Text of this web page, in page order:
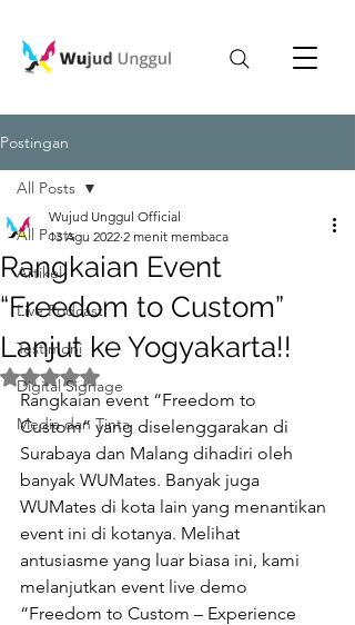
Postingan
All Posts
Artikel
Live Podcast
Testimoni
Digital Signage
Media dan Tinta
All Posts
Rangkaian Event
“Freedom to Custom”
Lanjut ke Yogyakarta!!
Wujud Unggul Official
13 Agu 2022 2 menit membaca
Dinilai NaN dari 5 bintang.
Rangkaian event “Freedom to
Custom” yang diselenggarakan di
Surabaya dan Malang dihadiri oleh
banyak WUMates. Banyak juga
WUMates di kota lain yang menantikan
event ini di kotanya. Melihat
antusiasme yang luar biasa ini, kami
melanjutkan event live demo
“Freedom to Custom – Experience